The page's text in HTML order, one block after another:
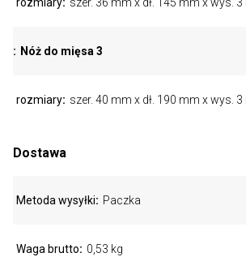
Nóż do mięsa 3
rozmiary szer. 40 mm x dł. 190 mm x wys.
Dostawa
Metoda wysyłki Paczka
Waga brutto 0,53 kg